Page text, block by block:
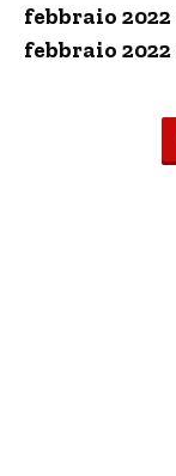
febbraio 2022
febbraio 2022